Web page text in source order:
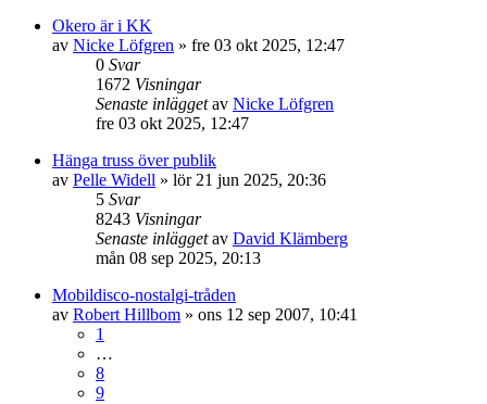
Okero är i KK
av Nicke Löfgren » fre 03 okt 2025, 12:47
0 Svar
1672 Visningar
Senaste inläggetav Nicke Löfgren
fre 03 okt 2025, 12:47
Hänga truss över publik
av Pelle Widell » lör 21 jun 2025, 20:36
5 Svar
8243 Visningar
Senaste inläggetav David Klämberg
mån 08 sep 2025, 20:13
Mobildisco-nostalgi-tråden
av Robert Hillbom » ons 12 sep 2007, 10:41
1
…
8
9